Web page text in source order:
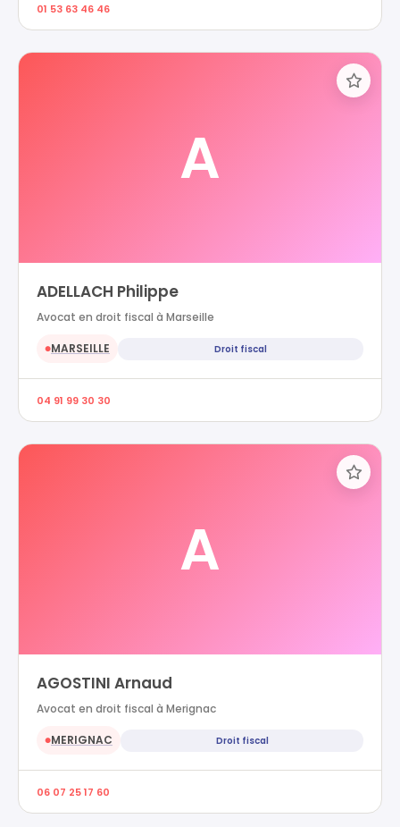
01 53 63 46 46
A
ADELLACH Philippe
Avocat en droit fiscal à Marseille
●MARSEILLE Droit fiscal
04 91 99 30 30
A
AGOSTINI Arnaud
Avocat en droit fiscal à Merignac
●MERIGNAC Droit fiscal
06 07 25 17 60